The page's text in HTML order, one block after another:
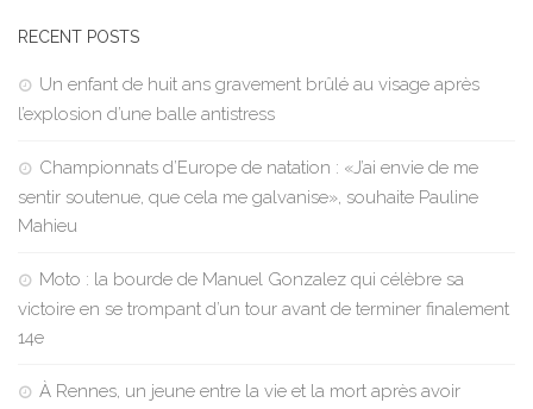
RECENT POSTS
Un enfant de huit ans gravement brûlé au visage après
l’explosion d’une balle antistress
Championnats d’Europe de natation : «J’ai envie de me
sentir soutenue, que cela me galvanise», souhaite Pauline
Mahieu
Moto : la bourde de Manuel Gonzalez qui célèbre sa
victoire en se trompant d’un tour avant de terminer finalement
14e
À Rennes, un jeune entre la vie et la mort après avoir